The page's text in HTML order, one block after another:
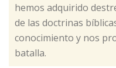
hemos adquirido
de las doctrinas
conocimiento y nos
batalla.